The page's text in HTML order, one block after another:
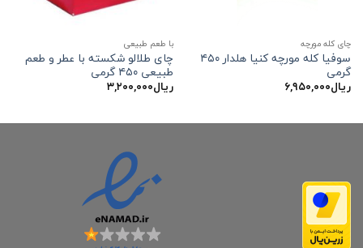
چای کله مورچه
سوفیا کله مورچه کنیا هلدار ۴۵۰
گرمی
ریال۶,۹۵۰,۰۰۰
با طعم طبیعی
چای طلالو شکسته با عطر و طعم
طبیعی ۴۵۰ گرمی
ریال۳,۲۰۰,۰۰۰